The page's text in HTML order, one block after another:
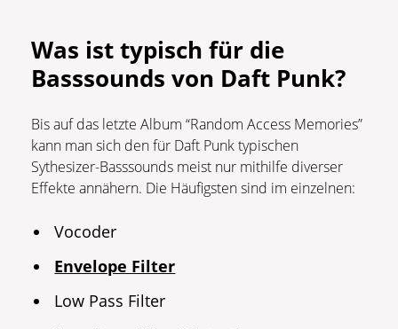
Was ist typisch für die
Basssounds von Daft Punk?
Bis auf das letzte Album “Random Access Memories”
kann man sich den für Daft Punk typischen
Sythesizer-Basssounds meist nur mithilfe diverser
Effekte annähern. Die Häufigsten sind im einzelnen:
Vocoder
Envelope Filter
Low Pass Filter